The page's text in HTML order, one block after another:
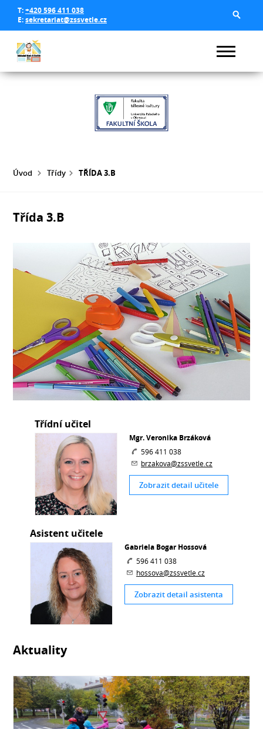
T:+420 596 411 038
E:sekretariat@zssvetle.cz
Úvod Třídy TŘÍDA 3.B
Třída 3.B
Třídní učitel
Mgr. Veronika Brzáková
596 411 038
brzakova@zssvetle.cz
Zobrazit detail učitele
Asistent učitele
Gabriela Bogar Hossová
596 411 038
hossova@zssvetle.cz
Zobrazit detail asistenta
Aktuality